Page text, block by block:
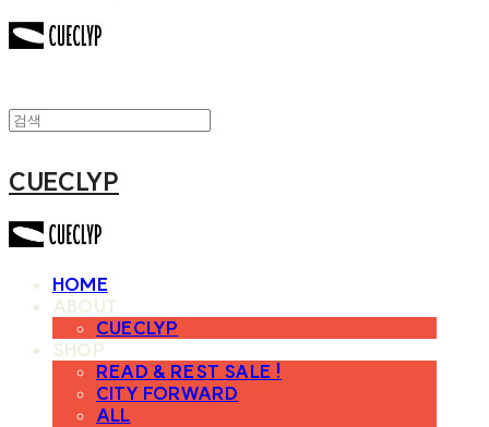
CUECLYP
HOME
ABOUT
CUECLYP
SHOP
READ & REST SALE !
CITY FORWARD
ALL